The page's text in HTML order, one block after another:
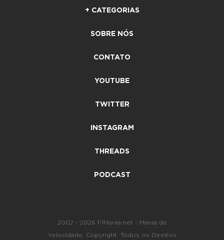
+ CATEGORIAS
SOBRE NÓS
CONTATO
YOUTUBE
TWITTER
INSTAGRAM
THREADS
PODCAST
2002 - 2026 F1Mania.net - Mania de
Velocidade. Copyright. Todos os Direitos